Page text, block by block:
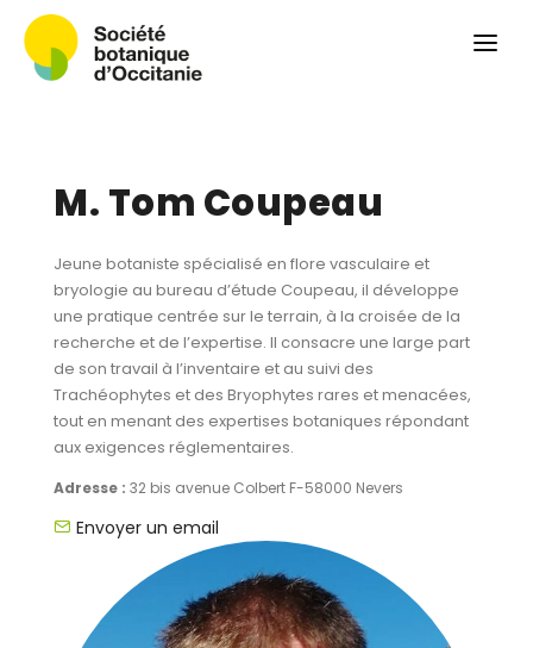
Convergences botaniques
Herbier PCPR
Ressources
Actualités et calendrier
Contact
M. Tom Coupeau
Jeune botaniste spécialisé en flore vasculaire et
bryologie au bureau d’étude Coupeau, il développe
une pratique centrée sur le terrain, à la croisée de la
recherche et de l’expertise. Il consacre une large part
de son travail à l’inventaire et au suivi des
Trachéophytes et des Bryophytes rares et menacées,
tout en menant des expertises botaniques répondant
aux exigences réglementaires.
Adresse : 32 bis avenue Colbert F-58000 Nevers
Envoyer un email